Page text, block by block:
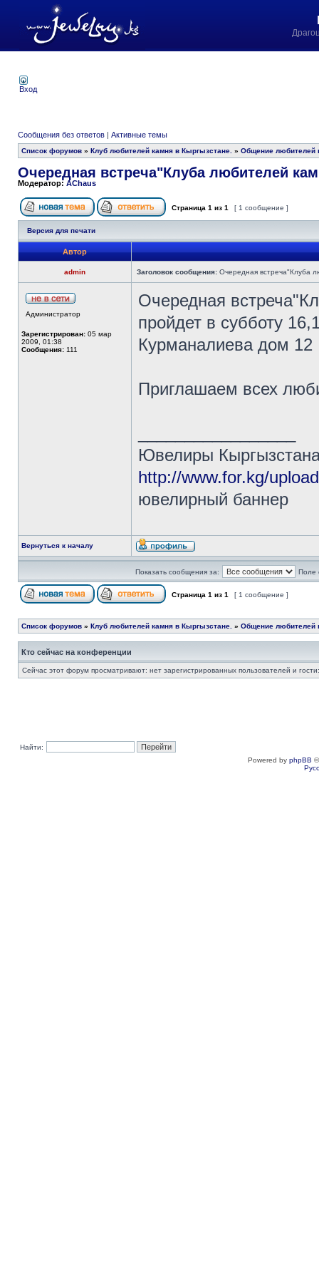
Вход
Сообщения без ответов | Активные темы
Список форумов » Клуб любителей камня в Кыргызстане. » Общение любителей
Очередная встреча"Клуба любителей
Модератор: AChaus
Страница 1 из 1 [ 1 сообщение ]
Версия для печати
Автор
admin Заголовок сообщения: Очередная встреча"Клуба
Администратор
Зарегистрирован: 05 мар
2009, 01:38
Сообщения: 111
Очередная
пройдет в субботу
Курманалиева дом 12
Приглашаем всех
Ювелиры
http://www.for.kg/
ювелирный баннер
Вернуться к началу
Показать сообщения за: Поле
Страница 1 из 1 [ 1 сообщение ]
Список форумов » Клуб любителей камня в Кыргызстане. » Общение любителей
Кто сейчас на конференции
Сейчас этот форум просматривают: нет зарегистрированных пользователей и
Найти:
Powered by phpBB